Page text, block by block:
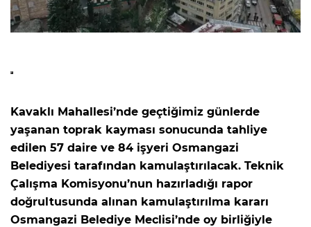
Kavaklı Mahallesi’nde geçtiğimiz günlerde
yaşanan toprak kayması sonucunda tahliye
edilen 57 daire ve 84 işyeri Osmangazi
Belediyesi tarafından kamulaştırılacak. Teknik
Çalışma Komisyonu’nun hazırladığı rapor
doğrultusunda alınan kamulaştırılma kararı
Osmangazi Belediye Meclisi’nde oy birliğiyle